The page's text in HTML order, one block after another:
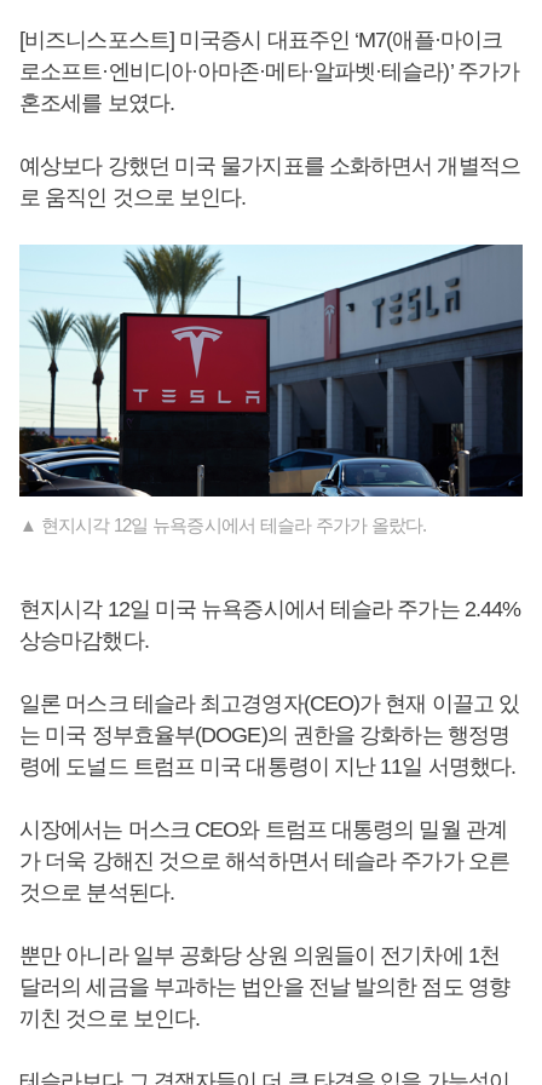
[비즈니스포스트] 미국증시 대표주인 ‘M7(애플·마이크
로소프트·엔비디아·아마존·메타·알파벳·테슬라)’ 주가가
혼조세를 보였다.
예상보다 강했던 미국 물가지표를 소화하면서 개별적으
로 움직인 것으로 보인다.
▲ 현지시각 12일 뉴욕증시에서 테슬라 주가가 올랐다.
현지시각 12일 미국 뉴욕증시에서 테슬라 주가는 2.44%
상승마감했다.
일론 머스크 테슬라 최고경영자(CEO)가 현재 이끌고 있
는 미국 정부효율부(DOGE)의 권한을 강화하는 행정명
령에 도널드 트럼프 미국 대통령이 지난 11일 서명했다.
시장에서는 머스크 CEO와 트럼프 대통령의 밀월 관계
가 더욱 강해진 것으로 해석하면서 테슬라 주가가 오른
것으로 분석된다.
뿐만 아니라 일부 공화당 상원 의원들이 전기차에 1천
달러의 세금을 부과하는 법안을 전날 발의한 점도 영향
끼친 것으로 보인다.